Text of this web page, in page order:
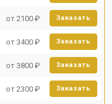
от 2100 ₽ Заказать
от 3400 ₽ Заказать
от 3800 ₽ Заказать
от 2300 ₽ Заказать